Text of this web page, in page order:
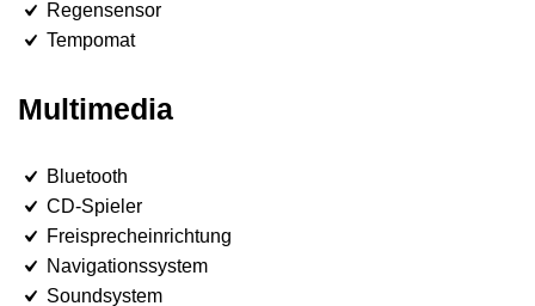
Regensensor
Tempomat
Multimedia
Bluetooth
CD-Spieler
Freisprecheinrichtung
Navigationssystem
Soundsystem